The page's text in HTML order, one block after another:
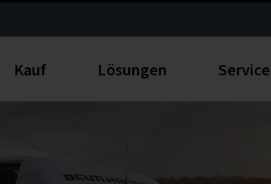
Kauf Lösungen Service